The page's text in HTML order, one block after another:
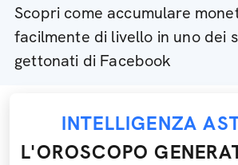
Scopri come accumulare
facilmente di livello in uno dei
gettonati di Facebook
INTELLIGENZA
L'OROSCOPO